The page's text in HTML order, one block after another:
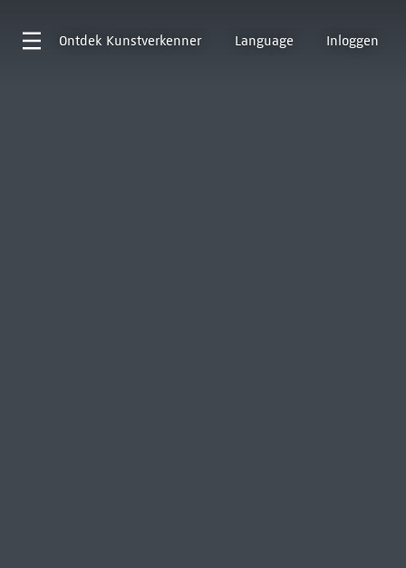
Ontdek Kunstverkenner Language Inloggen